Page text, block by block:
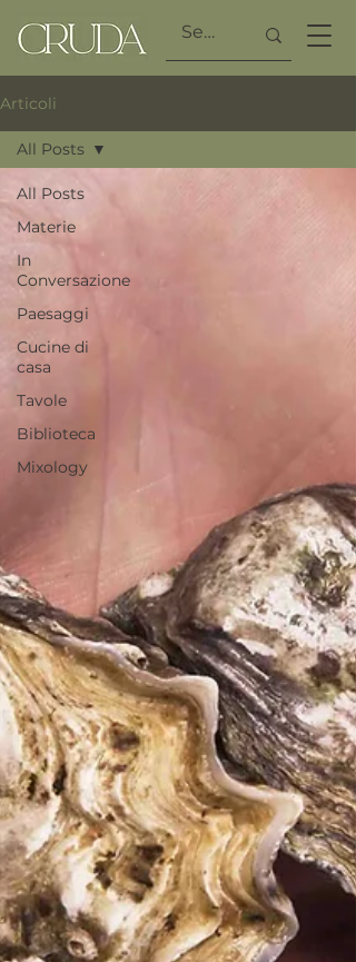
Articoli
All Posts
Materie
In
Conversazione
Paesaggi
Cucine di
casa
Tavole
Biblioteca
Mixology
All Posts